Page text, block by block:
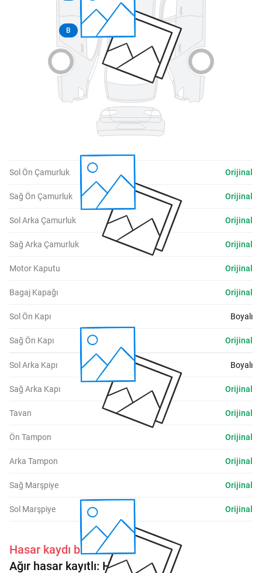
B
Sol Ön Çamurluk Orijinal
Sağ Ön Çamurluk Orijinal
Sol Arka Çamurluk Orijinal
Sağ Arka Çamurluk Orijinal
Motor Kaputu Orijinal
Bagaj Kapağı Orijinal
Sol Ön Kapı Boyalı
Sağ Ön Kapı Orijinal
Sol Arka Kapı Boyalı
Sağ Arka Kapı Orijinal
Tavan Orijinal
Ön Tampon Orijinal
Arka Tampon Orijinal
Sağ Marşpiye Orijinal
Sol Marşpiye Orijinal
Hasar kaydı bulunmaktadır.
Ağır hasar kayıtlı: Hayır